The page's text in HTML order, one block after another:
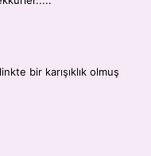
bir karışıklık olmuş